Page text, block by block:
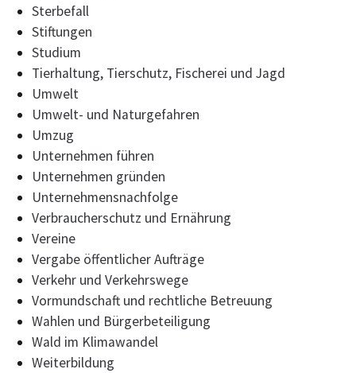
Sterbefall
Stiftungen
Studium
Tierhaltung, Tierschutz, Fischerei und Jagd
Umwelt
Umwelt- und Naturgefahren
Umzug
Unternehmen führen
Unternehmen gründen
Unternehmensnachfolge
Verbraucherschutz und Ernährung
Vereine
Vergabe öffentlicher Aufträge
Verkehr und Verkehrswege
Vormundschaft und rechtliche Betreuung
Wahlen und Bürgerbeteiligung
Wald im Klimawandel
Weiterbildung